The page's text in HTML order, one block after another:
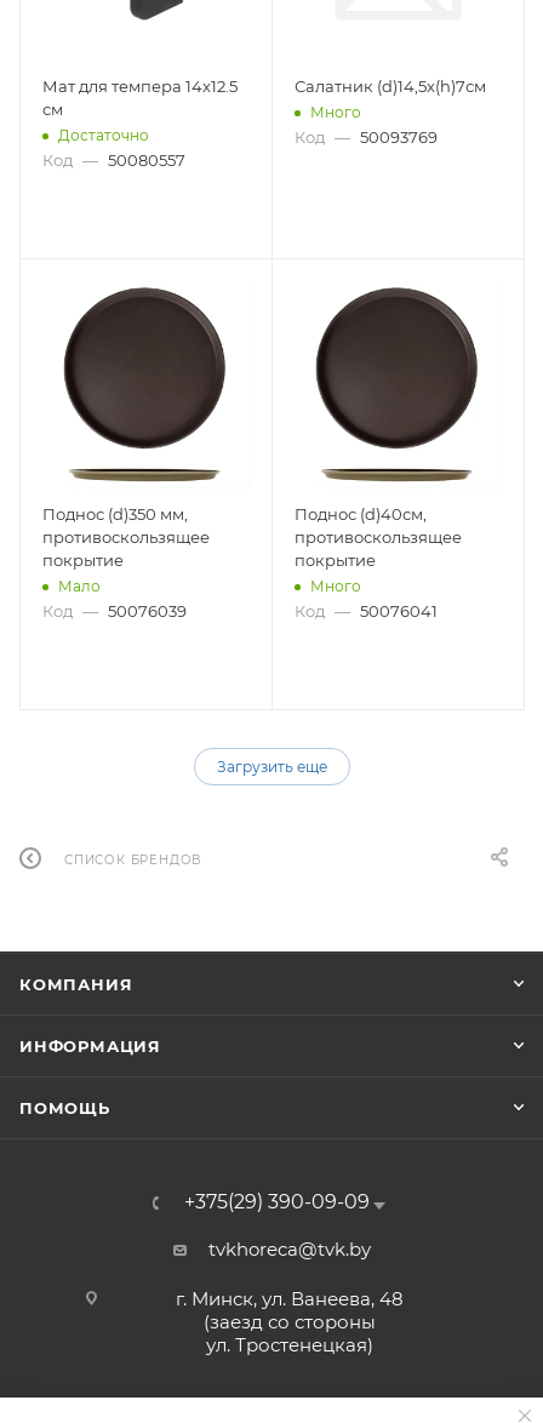
Мат для темпера 14x12.5
см
Достаточно
Код — 50080557
Салатник (d)14,5x(h)7см
Много
Код — 50093769
Поднос (d)350 мм,
противоскользящее
покрытие
Мало
Код — 50076039
Поднос (d)40см,
противоскользящее
покрытие
Много
Код — 50076041
Загрузить еще
СПИСОК БРЕНДОВ
КОМПАНИЯ
ИНФОРМАЦИЯ
ПОМОЩЬ
+375(29) 390-09-09
tvkhoreca@tvk.by
г. Минск, ул. Ванеева, 48
(заезд со стороны
ул. Тростенецкая)